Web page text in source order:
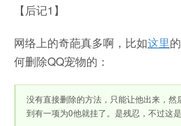
【后记1】
网络上的奇葩真多啊，比如这里
何删除QQ宠物的：
没有直接删除的方法，只能让他出来，
到有一项为0他就挂了。是残忍，不过这是